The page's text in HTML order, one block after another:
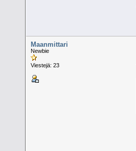
Maanmittari
Newbie
Viestejä: 23